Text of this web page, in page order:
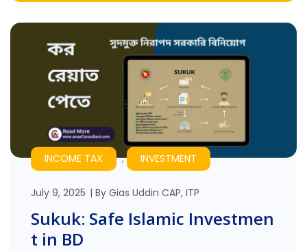
INCOME TAX , INVESTMENT
July 9, 2025 By Gias Uddin CAP, ITP
Sukuk: Safe Islamic Investmen
t in BD